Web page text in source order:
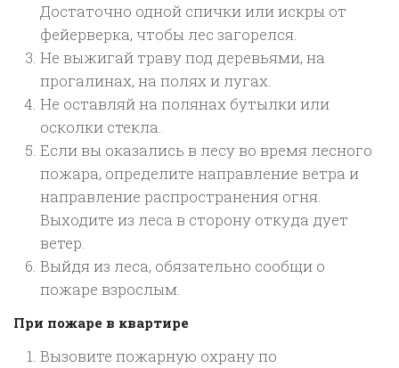
Достаточно одной спички или искры от
фейерверка, чтобы лес загорелся.
Не выжигай траву под деревьями, на
прогалинах, на полях и лугах.
Не оставляй на полянах бутылки или
осколки стекла.
Если вы оказались в лесу во время лесного
пожара, определите направление ветра и
направление распространения огня.
Выходите из леса в сторону откуда дует
ветер.
Выйдя из леса, обязательно сообщи о
пожаре взрослым.
При пожаре в квартире
Вызовите пожарную охрану по